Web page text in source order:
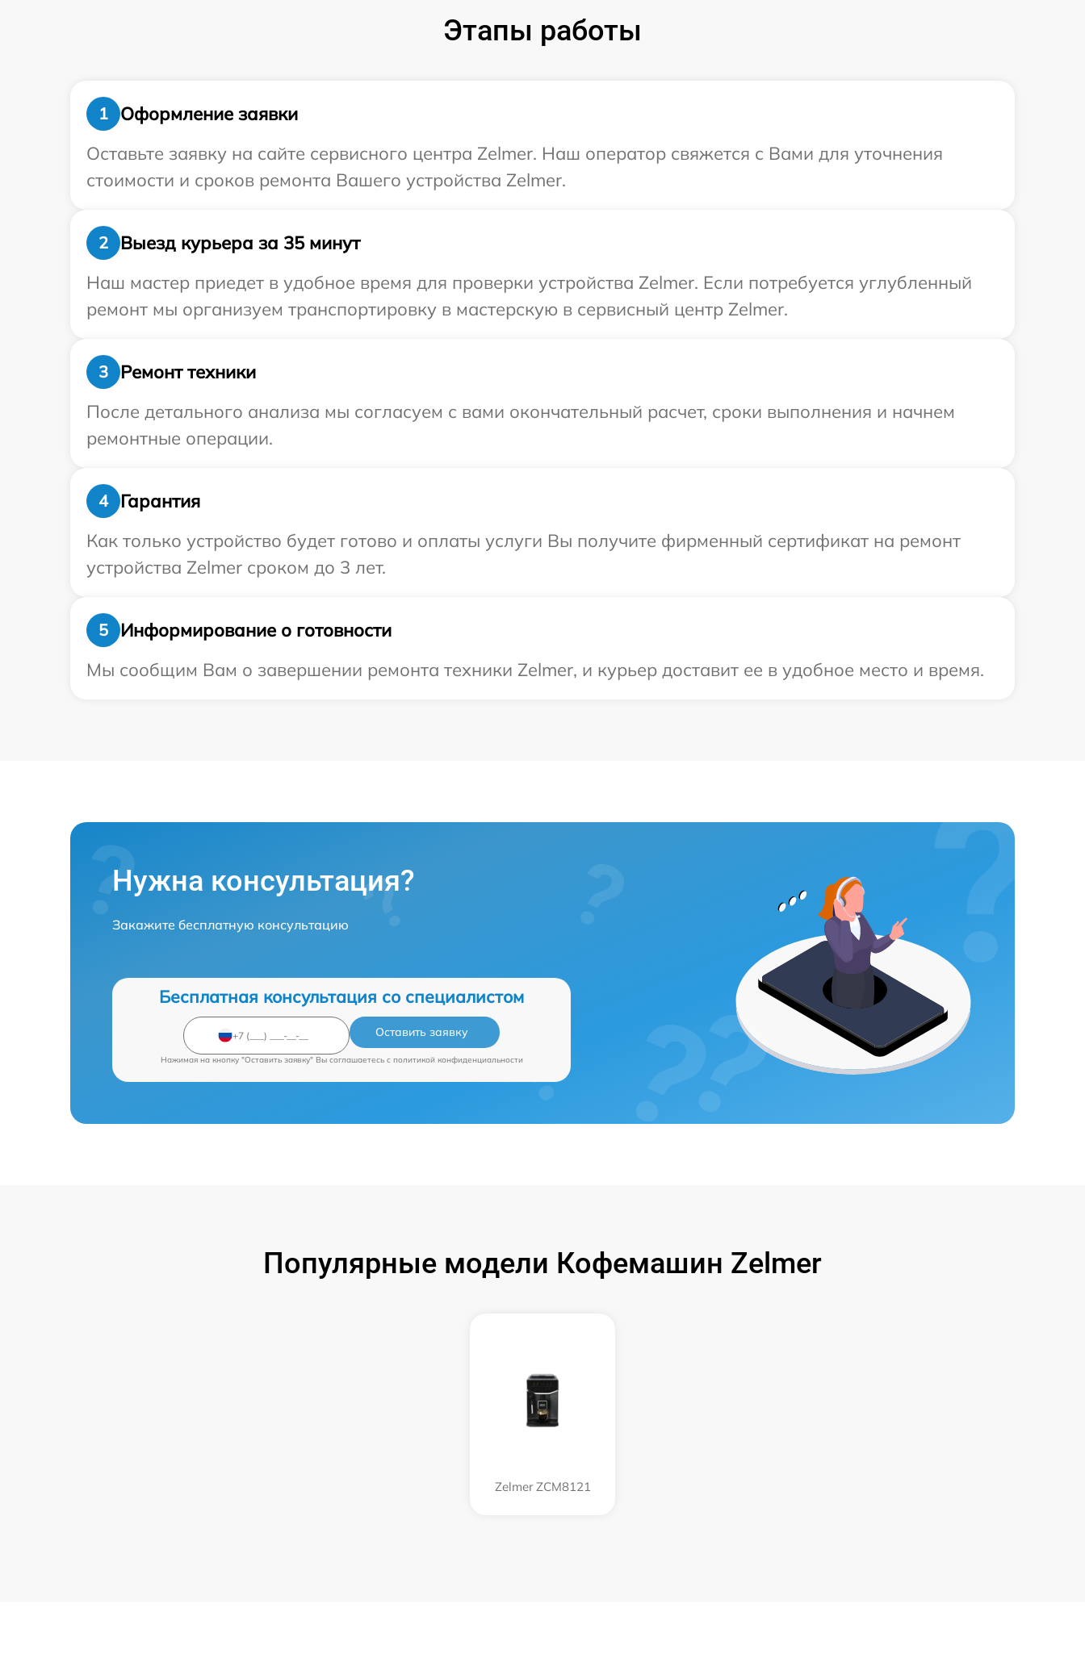
Этапы работы
1
Оформление заявки
Оставьте заявку на сайте сервисного центра Zelmer. Наш оператор свяжется с Вами для уточнения
стоимости и сроков ремонта Вашего устройства Zelmer.
2
Выезд курьера за 35 минут
Наш мастер приедет в удобное время для проверки устройства Zelmer. Если потребуется углубленный
ремонт мы организуем транспортировку в мастерскую в сервисный центр Zelmer.
3
Ремонт техники
После детального анализа мы согласуем с вами окончательный расчет, сроки выполнения и начнем
ремонтные операции.
4
Гарантия
Как только устройство будет готово и оплаты услуги Вы получите фирменный сертификат на ремонт
устройства Zelmer сроком до 3 лет.
5
Информирование о готовности
Мы сообщим Вам о завершении ремонта техники Zelmer, и курьер доставит ее в удобное место и время.
Нужна консультация?
Закажите бесплатную консультацию
Бесплатная консультация со специалистом
Оставить заявку
Нажимая на кнопку "Оставить заявку" Вы соглашаетесь c политикой конфиденциальности
Популярные модели Кофемашин Zelmer
Zelmer ZCM8121